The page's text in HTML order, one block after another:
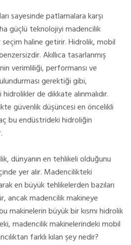
sayesinde patlamalara karşı
güçlü teknolojiyi madencilik
haline getirir. Hidrolik, mobil
Akıllıca tasarlanmış
verimliliği, performansı ve
gerektiği gibi,
de dikkate alınmalıdır.
güvenlik düşüncesi en öncelikli
bu endüstrideki hidroliğin
dünyanın en tehlikeli olduğunu
yer alır. Madencilikteki
en büyük tehlikelerden bazıları
ancak madencilik makineye
makinelerin büyük bir kısmı hidrolik
madencilik makinelerindeki mobil
farklı kılan şey nedir?